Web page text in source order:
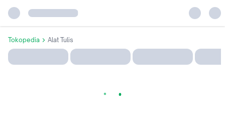
Tokopedia Alat Tulis